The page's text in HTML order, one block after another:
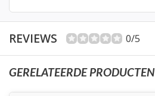
REVIEWS 0/5
GERELATEERDE PRODUCTEN